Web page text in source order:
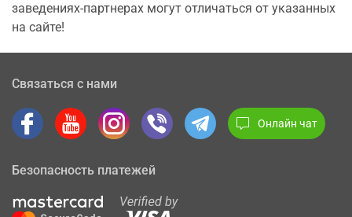
заведениях-партнерах могут отличаться от указанных
на сайте!
Связаться с нами
Онлайн чат
Безопасность платежей